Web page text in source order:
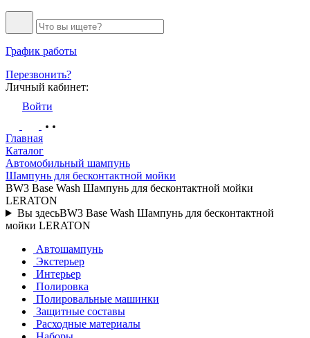
График работы
Перезвонить?
Личный кабинет:
Войти
Главная
Каталог
Автомобильный шампунь
Шампунь для бесконтактной мойки
BW3 Base Wash Шампунь для бесконтактной мойки
LERATON
Вы здесьBW3 Base Wash Шампунь для бесконтактной
мойки LERATON
Автошампунь
Экстерьер
Интерьер
Полировка
Полировальные машинки
Защитные составы
Расходные материалы